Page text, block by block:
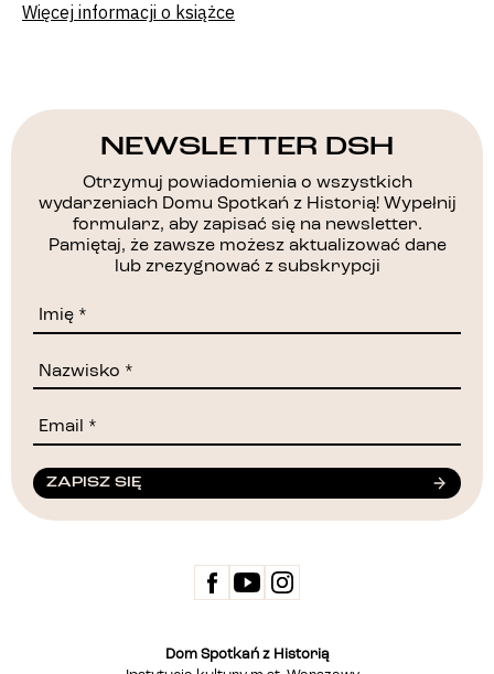
Więcej informacji o książce
NEWSLETTER DSH
Otrzymuj powiadomienia o wszystkich
wydarzeniach Domu Spotkań z Historią! Wypełnij
formularz, aby zapisać się na newsletter.
Pamiętaj, że zawsze możesz aktualizować dane
lub zrezygnować z subskrypcji
ZAPISZ SIĘ
Dom Spotkań z Historią